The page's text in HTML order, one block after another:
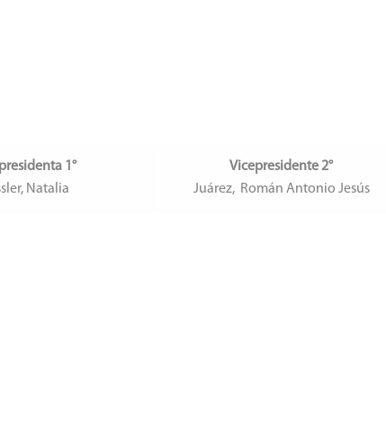
1°
Natalia
Vicepresidente 2°
Juárez, Román Antonio Jesús